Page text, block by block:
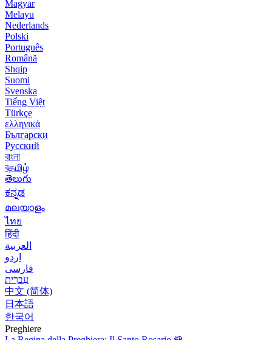
Magyar
Melayu
Nederlands
Polski
Português
Română
Shqip
Suomi
Svenska
Tiếng Việt
Türkçe
ελληνικά
Български
Русский
বাংলা
বதமிழ்
తెలుగు
ಕನ್ನಡ
മലയാളം
ไทย
हिंदी
العربية
اردو
فارسی
עִברִית
中文 (简体)
日本語
한국어
Preghiere